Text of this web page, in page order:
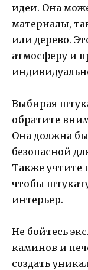
идеи. Она
материалы,
или дерево.
атмосферу и
Выбирая
обратите
Она должна
безопасной
Также учтите
чтобы
интерьер.
Не бойтесь
каминов и
создать